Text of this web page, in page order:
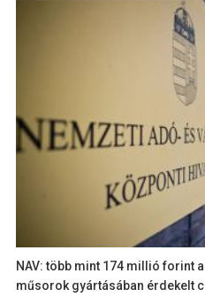
NAV: több mint 174 millió forint
műsorok gyártásában érdekelt